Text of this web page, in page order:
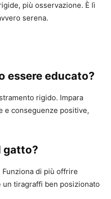
più osservazione. È lì
serena.
essere educato?
rigido. Impara
e conseguenze positive,
gatto?
Funziona di più offrire
un tiragraffi ben posizionato